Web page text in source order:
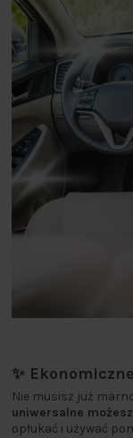
✨
Nie musisz już
uniwersalne
opłukać i używać